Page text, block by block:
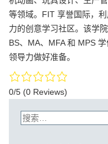
等领域。FIT 享誉国际，
力的创意学习社区。该学
BS、MA、MFA 和 MPS
领导力做好准备。
0/5 (0 Reviews)